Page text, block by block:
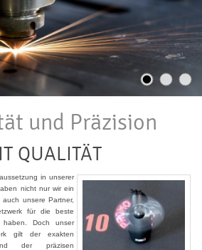
und Präzision
QUALITÄT
in unserer
nicht nur wir ein
unsere Partner,
für die beste
haben. Doch unser
gilt der exakten
der präzisen